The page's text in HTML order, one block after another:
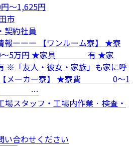
〜1,625円
市
契約社員
報ーーー 【ワンルーム寮】 ★寮
万円 ★家具 有 ★家
人・彼女・家族」も家に呼
【メーカー寮】 ★寮費 0～1
電 …
場スタッフ・工場内作業 · 検査・
い合わせください